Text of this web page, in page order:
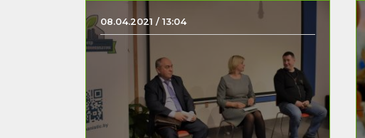
08.04.2021 / 13:04